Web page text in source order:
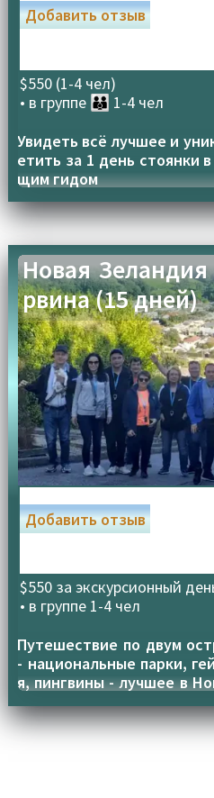
$550 (1-4 чел)
• в группе 👪 1-4 чел
Добавить отзыв
Увидеть всё лучшее и
етить за 1 день стоянки
щим гидом
Новая
рвина (15 дней)
$550 за экскурсионный
• в группе 1-4 чел
Добавить отзыв
Путешествие по двум
- национальные парки,
я, пингвины - лучшее в
а до юга